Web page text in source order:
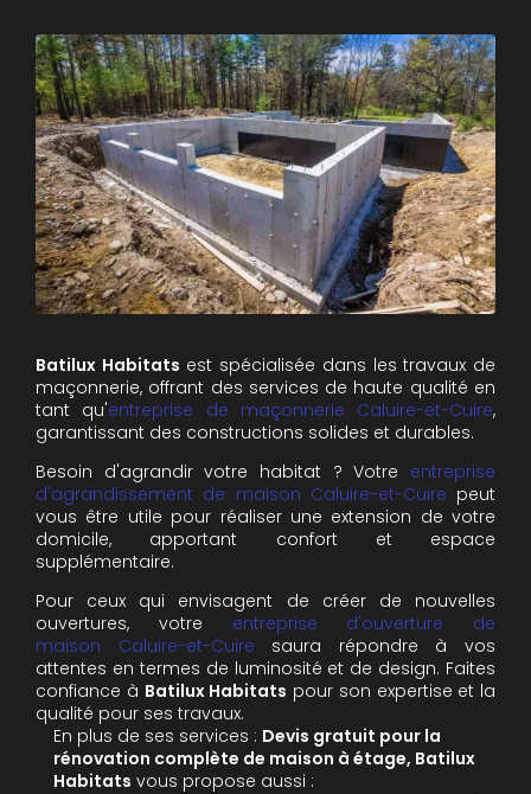
Batilux Habitats est spécialisée dans les travaux de
maçonnerie, offrant des services de haute qualité en
tant qu'entreprise de maçonnerie Caluire-et-Cuire,
garantissant des constructions solides et durables.
Besoin d'agrandir votre habitat ? Votre entreprise
d'agrandissement de maison Caluire-et-Cuire peut
vous être utile pour réaliser une extension de votre
domicile, apportant confort et espace
supplémentaire.
Pour ceux qui envisagent de créer de nouvelles
ouvertures, votre entreprise d'ouverture de
maison Caluire-et-Cuire saura répondre à vos
attentes en termes de luminosité et de design. Faites
confiance à Batilux Habitats pour son expertise et la
qualité pour ses travaux.
En plus de ses services : Devis gratuit pour la
rénovation complète de maison à étage, Batilux
Habitats vous propose aussi :